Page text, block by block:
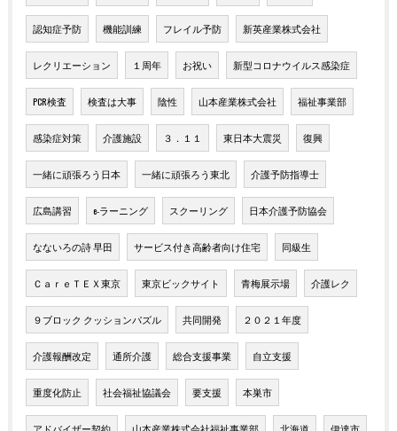
認知症予防 機能訓練 フレイル予防 新英産業株式会社
レクリエーション １周年 お祝い 新型コロナウイルス感染症
PCR検査 検査は大事 陰性 山本産業株式会社 福祉事業部
感染症対策 介護施設 ３．１１ 東日本大震災 復興
一緒に頑張ろう日本 一緒に頑張ろう東北 介護予防指導士
広島講習 e-ラーニング スクーリング 日本介護予防協会
なないろの詩 早田 サービス付き高齢者向け住宅 同級生
ＣａｒｅＴＥＸ東京 東京ビックサイト 青梅展示場 介護レク
９ブロック クッションパズル 共同開発 ２０２１年度
介護報酬改定 通所介護 総合支援事業 自立支援
重度化防止 社会福祉協議会 要支援 本巣市
アドバイザー契約 山本産業株式会社福祉事業部 北海道 伊達市